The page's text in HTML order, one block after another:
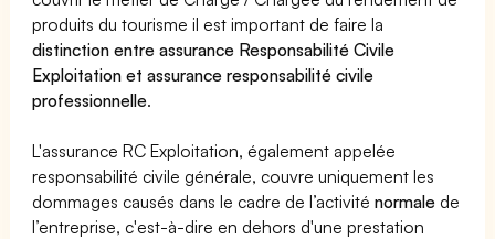
produits du tourisme il est important de faire la
distinction entre assurance Responsabilité Civile
Exploitation et assurance responsabilité civile
professionnelle.
L'assurance RC Exploitation, également appelée
responsabilité civile générale, couvre uniquement les
dommages causés dans le cadre de l’activiténormale de
l’entreprise, c'est-à-dire en dehors d'une prestation